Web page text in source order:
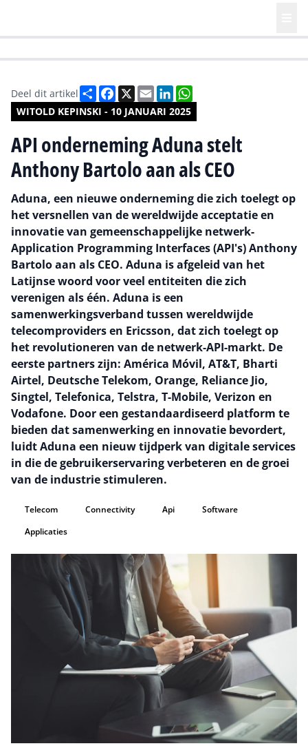
WITOLD KEPINSKI - 10 JANUARI 2025
Deel dit artikel DeelFacebook
X EmailLinkedIn
API onderneming Aduna stelt
Anthony Bartolo aan als CEO
Aduna, een nieuwe onderneming die zich toelegt op
het versnellen van de wereldwijde acceptatie en
innovatie van gemeenschappelijke netwerk-
Application Programming Interfaces (API's) Anthony
Bartolo aan als CEO. Aduna is afgeleid van het
Latijnse woord voor veel entiteiten die zich
verenigen als één. Aduna is een
samenwerkingsverband tussen wereldwijde
telecomproviders en Ericsson, dat zich toelegt op
het revolutioneren van de netwerk-API-markt. De
eerste partners zijn: América Móvil, AT&T, Bharti
Airtel, Deutsche Telekom, Orange, Reliance Jio,
Singtel, Telefonica, Telstra, T-Mobile, Verizon en
Vodafone. Door een gestandaardiseerd platform te
bieden dat samenwerking en innovatie bevordert,
luidt Aduna een nieuw tijdperk van digitale services
in die de gebruikerservaring verbeteren en de groei
van de industrie stimuleren.
Telecom Connectivity Api
Software
Applicaties